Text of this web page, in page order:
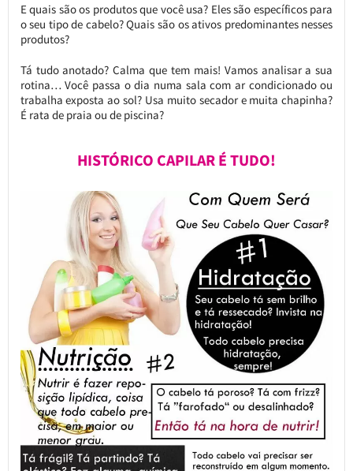
E quais são os produtos que você usa? Eles são específicos para
o seu tipo de cabelo? Quais são os ativos predominantes nesses
produtos?
Tá tudo anotado? Calma que tem mais! Vamos analisar a sua
rotina… Você passa o dia numa sala com ar condicionado ou
trabalha exposta ao sol? Usa muito secador e muita chapinha?
É rata de praia ou de piscina?
HISTÓRICO CAPILAR É TUDO!